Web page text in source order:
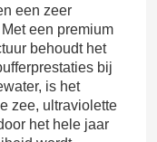
een zeer
een premium
behoudt het
bij
is het
zee, ultraviolette
het hele jaar